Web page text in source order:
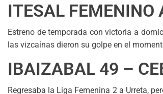
ITESAL FEMENINO
Estreno de temporada con victoria a
las vizcaínas dieron su golpe en el
IBAIZABAL 49 –
Regresaba la Liga Femenina 2 a Urreta,